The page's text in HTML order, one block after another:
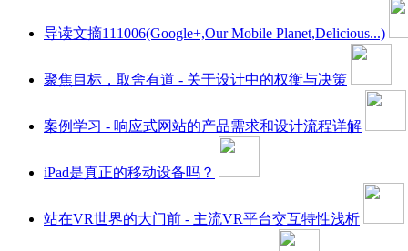
导读文摘111006(Google+,Our Mobile Planet,Delicious...)
聚焦目标，取舍有道 - 关于设计中的权衡与决策
案例学习 - 响应式网站的产品需求和设计流程详解
iPad是真正的移动设备吗？
站在VR世界的大门前 - 主流VR平台交互特性浅析